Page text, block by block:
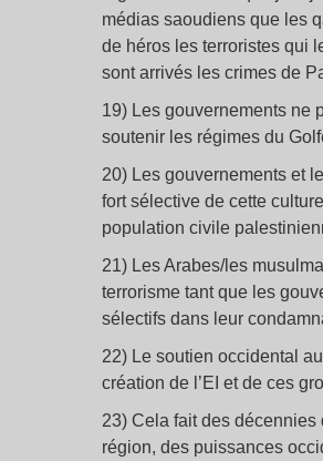
médias saoudiens que les
de héros les terroristes qui
sont arrivés les crimes de
19) Les gouvernements ne
soutenir les régimes du
20) Les gouvernements et
fort sélective de cette
population civile
21) Les Arabes/les
terrorisme tant que les
sélectifs dans leur
22) Le soutien occidental
création de l’EI et de ces
23) Cela fait des
région, des puissances